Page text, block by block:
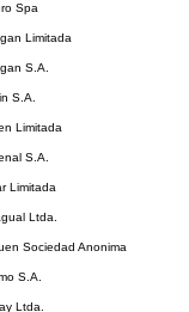
Spa
Limitada
S.A.
S.A.
Limitada
S.A.
Limitada
Ltda.
Sociedad Anonima
S.A.
Ltda.